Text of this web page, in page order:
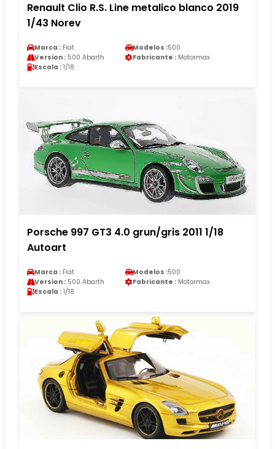
Renault Clio R.S. Line metalico blanco 2019
1/43 Norev
Marca : Fiat Modelos :500
Version : 500 Abarth Fabricante : Motormax
Escala : 1/18
Porsche 997 GT3 4.0 grun/gris 2011 1/18
Autoart
Marca : Fiat Modelos :500
Version : 500 Abarth Fabricante : Motormax
Escala : 1/18